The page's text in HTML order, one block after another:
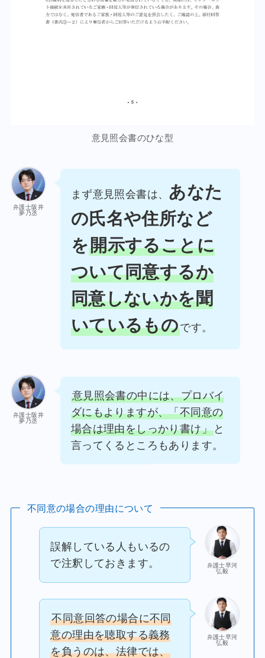
意見照会書のひな型
弁護士阪井
夢乃丞
まず意見照会書は、 あなた
の氏名や住所など
を開示することに
ついて同意するか
同意しないかを聞
いているものです。
弁護士阪井
夢乃丞
意見照会書の中には、プロバイ
ダにもよりますが、「不同意の
場合は理由をしっかり書け」 と
言ってくるところもあります。
不同意の場合の理由について
弁護士早河
弘毅
誤解している人もいるの
で注釈しておきます。
弁護士早河
弘毅
不同意回答の場合に不同
意の理由を聴取する義務
を負うのは、法律では、